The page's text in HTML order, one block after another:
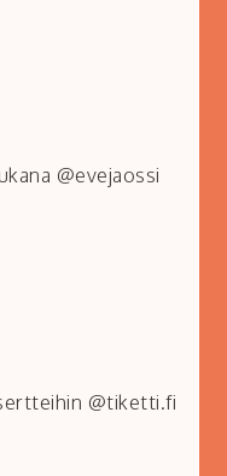
@evejaossi
@tiketti.fi